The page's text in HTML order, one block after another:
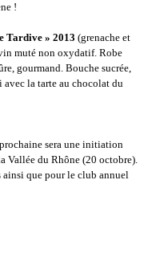
!
Tardive » 2013 (grenache et
muté non oxydatif. Robe
gourmand. Bouche sucrée,
avec la tarte au chocolat du
sera une initiation
Vallée du Rhône (20 octobre).
ainsi que pour le club annuel